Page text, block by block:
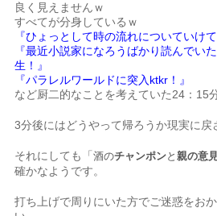
良く見えませんｗ
すべてが分身しているｗ
『ひょっとして時の流れについていけ
『最近小説家になろうばかり読んでい
生！』
『パラレルワールドに突入ktkr！』
など厨二的なことを考えていた24：15
3分後にはどうやって帰ろうか現実に戻
それにしても「酒のチャンポンと親の意
確かなようです。
打ち上げで周りにいた方でご迷惑をお